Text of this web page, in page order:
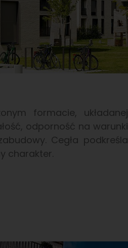
formacie, układanej
odporność na warunki
Cegła podkreśla
charakter.